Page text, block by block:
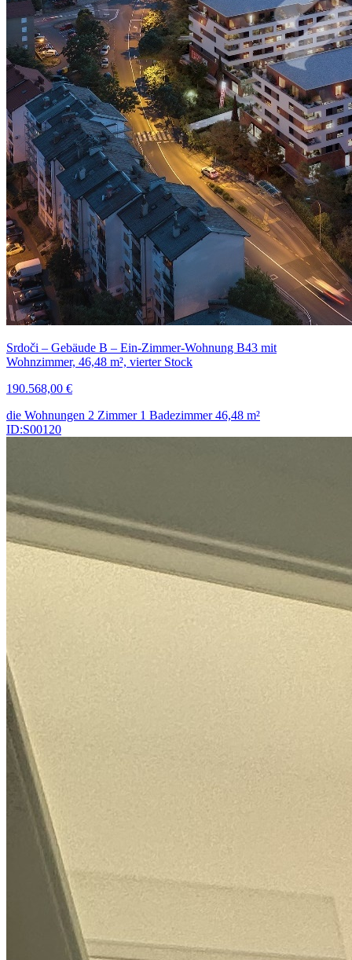
Srdoči – Gebäude B – Ein-Zimmer-Wohnung B43 mit
Wohnzimmer, 46,48 m², vierter Stock
190.568,00 €
die Wohnungen 2 Zimmer 1 Badezimmer 46,48 m²
ID:S00120